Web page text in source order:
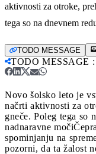
aktivnosti za otroke,
tega so na dnevnem
TODO MESSAGE
TODO MESSAGE :
Novo šolsko leto je
načrti aktivnosti za
gneče. Poleg tega so
nadnaravne moči
spominjanju na
pozorni, da ta žalost